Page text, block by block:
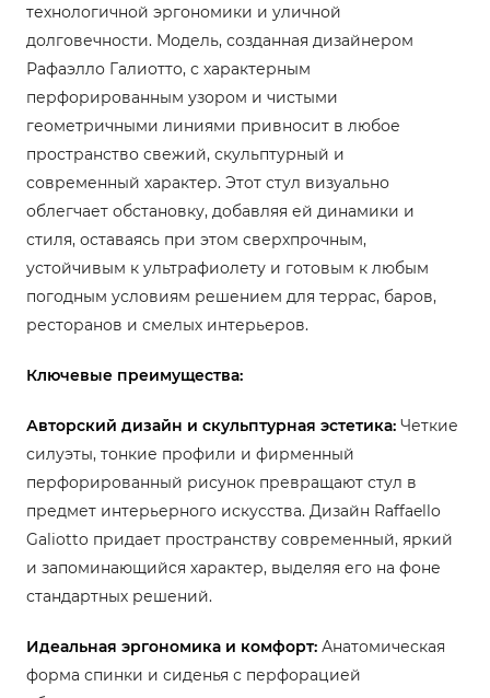
технологичной эргономики и уличной
долговечности. Модель, созданная дизайнером
Рафаэлло Галиотто, с характерным
перфорированным узором и чистыми
геометричными линиями привносит в любое
пространство свежий, скульптурный и
современный характер. Этот стул визуально
облегчает обстановку, добавляя ей динамики и
стиля, оставаясь при этом сверхпрочным,
устойчивым к ультрафиолету и готовым к любым
погодным условиям решением для террас, баров,
ресторанов и смелых интерьеров.
Ключевые преимущества:
Авторский дизайн и скульптурная эстетика: Четкие
силуэты, тонкие профили и фирменный
перфорированный рисунок превращают стул в
предмет интерьерного искусства. Дизайн Raffaello
Galiotto придает пространству современный, яркий
и запоминающийся характер, выделяя его на фоне
стандартных решений.
Идеальная эргономика и комфорт: Анатомическая
форма спинки и сиденья с перфорацией